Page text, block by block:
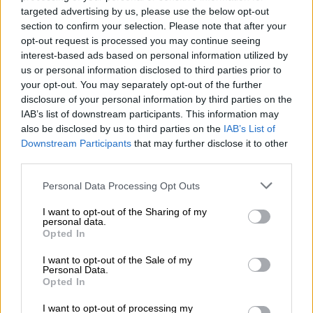
targeted advertising by us, please use the below opt-out
section to confirm your selection. Please note that after your
opt-out request is processed you may continue seeing
interest-based ads based on personal information utilized by
us or personal information disclosed to third parties prior to
your opt-out. You may separately opt-out of the further
disclosure of your personal information by third parties on the
IAB’s list of downstream participants. This information may
also be disclosed by us to third parties on the IAB’s List of
Downstream Participants that may further disclose it to other
Please note that this website/app uses one or more Google
not limited to your visit or usage behaviour. You may click to
grant or deny consent to Google and its third-party tags to
use your data for below specified purposes in below Google
consent section.
Personal Data Processing Opt Outs
I want to opt-out of the Sharing of my
personal data.
Opted In
I want to opt-out of the Sale of my
Personal Data.
Opted In
I want to opt-out of processing my
παραμένει σε τόσο καλή κατάσταση»,
αναρωτιέται τοδημοσίευμα του Guardianγια
τονΝτόναλντ Τραμπ.
Με ιδιαίτερα καυστικό τόνο και χιούμορ το
βρετανικό μέσο γράφει «ξεχάστε τη γιόγκα,
το πιλάτες ή την κατανάλωση λαχανικών. Αν
θέλετε να βελτιώσετε την υγεία σας, απλά
ακούστε τις υποδείξεις του Ντόναλντ
Τραμπ, ο οποίος μόλις έκανε το ετήσιο τσεκ
απ του και πήρε... άριστα».
Στη συνέχεια, οGuardianμας «χαρίζει» έναν
ξεκαρδιστικό οδηγό με
Αμερικανού προέδρου: